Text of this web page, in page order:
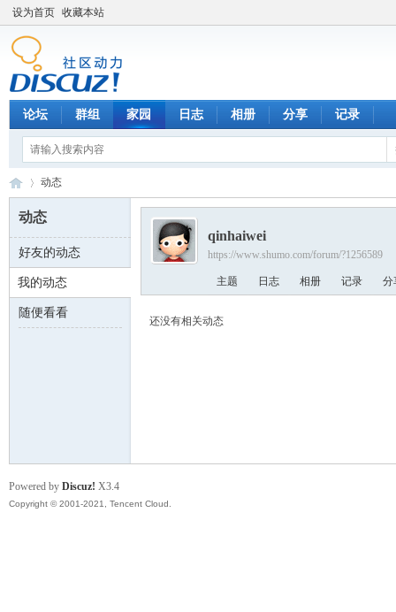
设为首页 收藏本站
论坛 群组 家园 日志 相册 分享 记录
数 ›
动态
动态
好友的动态
我的动态
随便看看
qinhaiwei
https://www.shumo.com/forum/?1256589
主题 日志 相册 记录 分
还没有相关动态
Powered by Discuz! X3.4
Copyright © 2001-2021, Tencent Cloud.